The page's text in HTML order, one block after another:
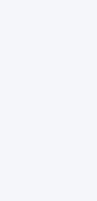
زیرا هرگز